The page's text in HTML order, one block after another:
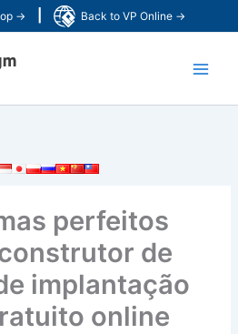
→ Back to VP Online →
perfeitos
de
implantação
online